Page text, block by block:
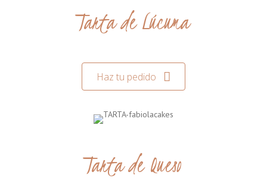
Tarta de Lúcuma
Haz tu pedido
Tarta de Queso